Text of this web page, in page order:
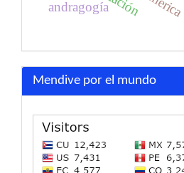
andragogía
Mendive por el mundo